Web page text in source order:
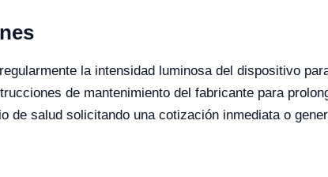
la intensidad luminosa del dispositivo
de mantenimiento del fabricante para
de salud solicitando una cotización inmediata o